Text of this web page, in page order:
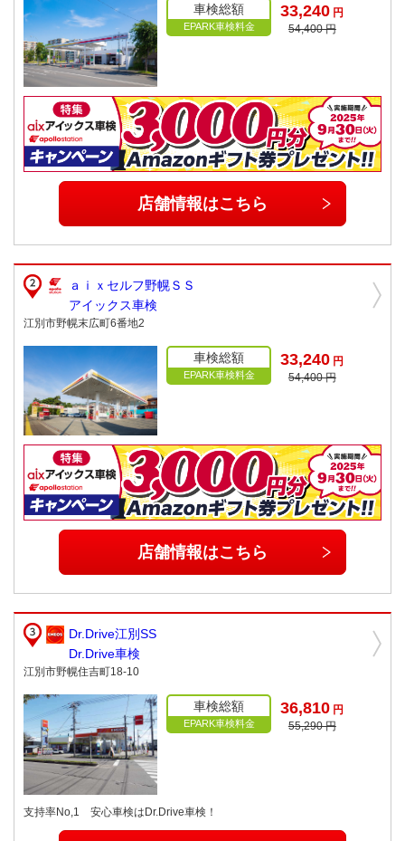
車検総額
EPARK車検料金
33,240 円
54,400 円
店舗情報はこちら
ａｉｘセルフ野幌ＳＳ
アイックス車検
江別市野幌末広町6番地2
車検総額
EPARK車検料金
33,240 円
54,400 円
店舗情報はこちら
Dr.Drive江別SS
Dr.Drive車検
江別市野幌住吉町18-10
車検総額
EPARK車検料金
36,810 円
55,290 円
支持率No,1 安心車検はDr.Drive車検！